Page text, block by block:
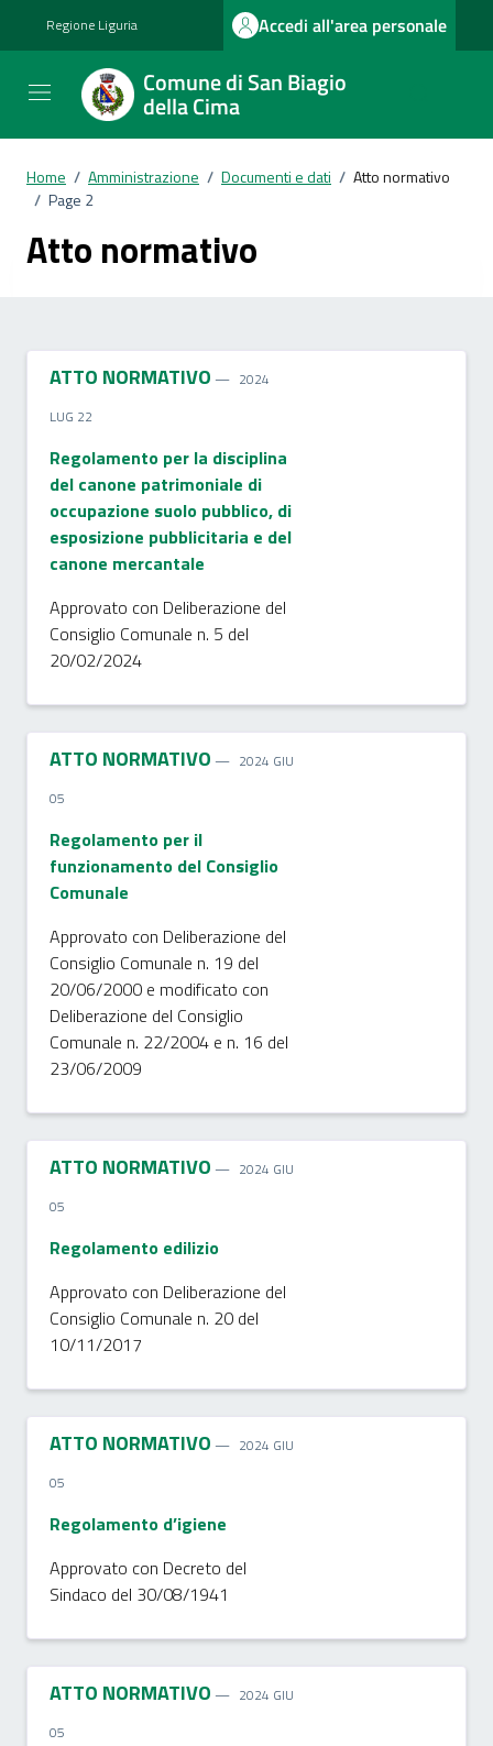
Regione Liguria Accedi all'area personale
Comune di San Biagio
della Cima
Home / Amministrazione / Documenti e dati / Atto normativo
/ Page 2
Atto normativo
ATTO NORMATIVO
2024
LUG 22
Regolamento per la disciplina
del canone patrimoniale di
occupazione suolo pubblico, di
esposizione pubblicitaria e del
canone mercantale
Approvato con Deliberazione del
Consiglio Comunale n. 5 del
20/02/2024
ATTO NORMATIVO
2024 GIU
05
Regolamento per il
funzionamento del Consiglio
Comunale
Approvato con Deliberazione del
Consiglio Comunale n. 19 del
20/06/2000 e modificato con
Deliberazione del Consiglio
Comunale n. 22/2004 e n. 16 del
23/06/2009
ATTO NORMATIVO
2024 GIU
05
Regolamento edilizio
Approvato con Deliberazione del
Consiglio Comunale n. 20 del
10/11/2017
ATTO NORMATIVO
2024 GIU
05
Regolamento d’igiene
Approvato con Decreto del
Sindaco del 30/08/1941
ATTO NORMATIVO
2024 GIU
05